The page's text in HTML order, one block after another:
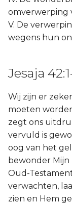
omverwerping
V. De
wegens hun
Jesaja
Wij zijn er
moeten
zegt ons
vervuld is
oog van het
bewonder Mijn
Oud-
verwachten,
zien en Hem